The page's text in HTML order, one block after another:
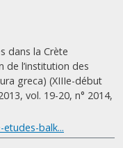
dans la Crète
de l’institution des
greca) (XIIIe-début
vol. 19-20, n° 2014,
balk...